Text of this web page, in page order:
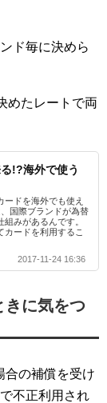
ド毎に決めら
めたレートで両
!?海外で使う
ードを海外でも使え
国際ブランドが為替
みがあるんです。
カードを利用するこ
2017-11-24 16:36
きに気をつ
合の補償を受け
不正利用され